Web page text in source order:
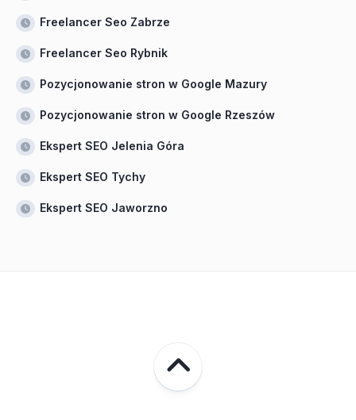
Freelancer Seo Zabrze
Freelancer Seo Rybnik
Pozycjonowanie stron w Google Mazury
Pozycjonowanie stron w Google Rzeszów
Ekspert SEO Jelenia Góra
Ekspert SEO Tychy
Ekspert SEO Jaworzno